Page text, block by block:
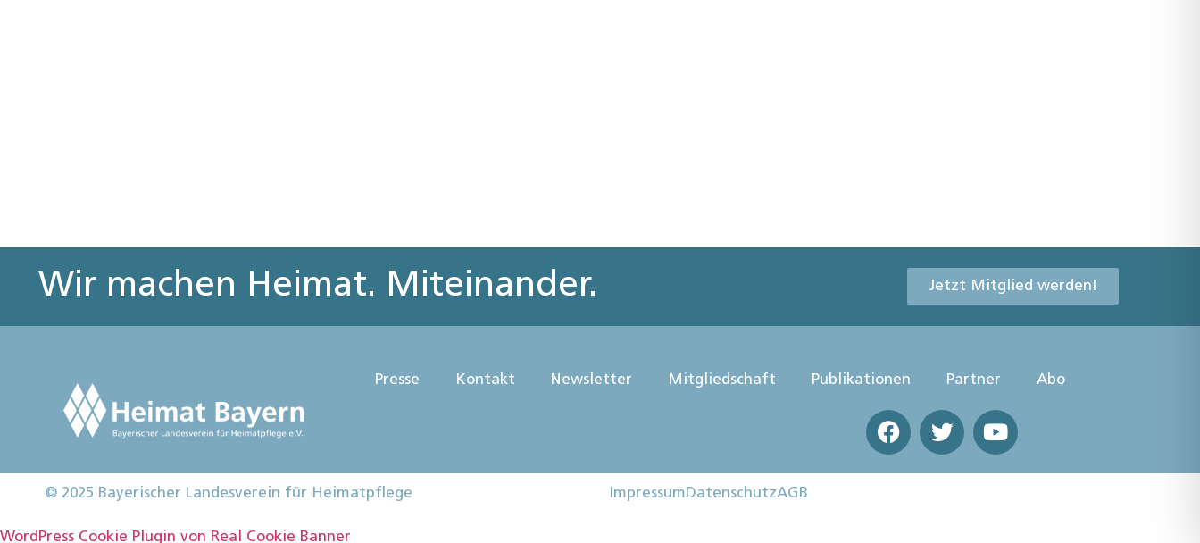
Wir machen Heimat. Miteinander. Jetzt Mitglied werden!
Presse Kontakt Newsletter Mitgliedschaft Publikationen Partner Abo
© 2025 Bayerischer Landesverein für Heimatpflege ImpressumDatenschutzAGB
WordPress Cookie Plugin von Real Cookie Banner